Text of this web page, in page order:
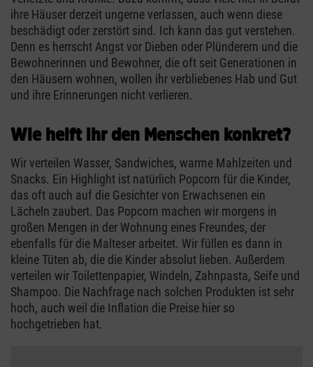
ihre Häuser derzeit ungerne verlassen, auch wenn diese
beschädigt oder zerstört sind. Ich kann das gut verstehen.
Denn es herrscht Angst vor Dieben oder Plünderern und die
Bewohnerinnen und Bewohner, die oft seit Generationen in
den Häusern wohnen, wollen ihr verbliebenes Hab und Gut
und ihre Erinnerungen nicht verlieren.
Wie helft ihr den Menschen konkret?
Wir verteilen Wasser, Sandwiches, warme Mahlzeiten und
Snacks. Ein Highlight ist natürlich Popcorn für die Kinder,
das oft auch auf die Gesichter von Erwachsenen ein
Lächeln zaubert. Das Popcorn machen wir morgens in
großen Mengen in der Wohnung eines Freundes, der
ebenfalls für die Malteser arbeitet. Wir füllen es dann in
kleine Tüten ab, die die Kinder absolut lieben. Außerdem
verteilen wir Toilettenpapier, Windeln, Zahnpasta, Seife und
Shampoo. Die Nachfrage nach solchen Produkten ist sehr
hoch, auch weil die Inflation die Preise hier so
hochgetrieben hat.